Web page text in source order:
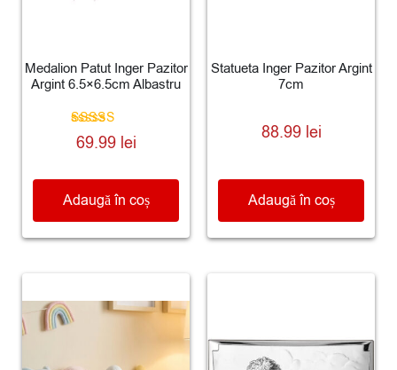
Medalion Patut Inger Pazitor
Argint 6.5×6.5cm Albastru
Evaluat la
5.00
69.99 lei
Adaugă în coș
Statueta Inger Pazitor Argint
7cm
88.99 lei
Adaugă în coș